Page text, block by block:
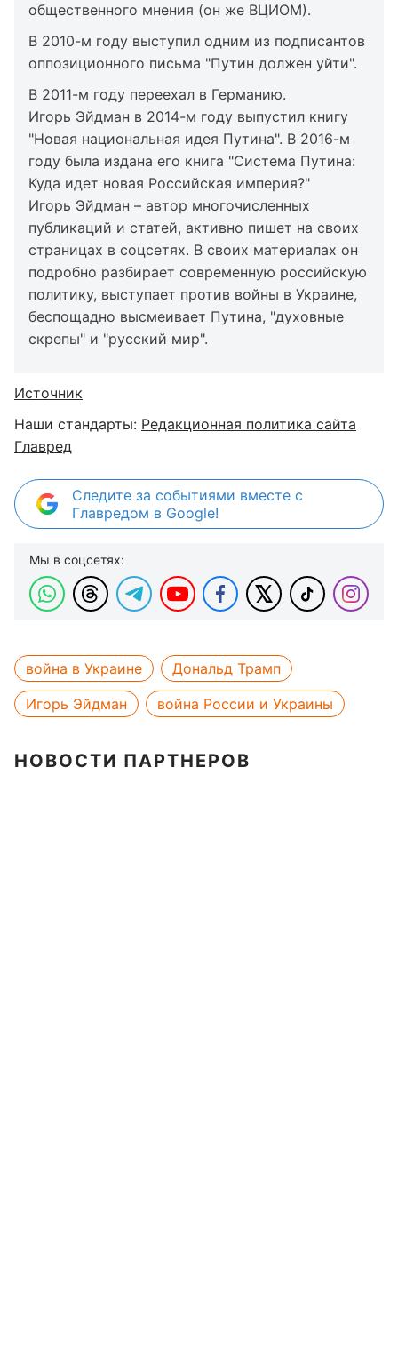
общественного мнения (он же ВЦИОМ).
В 2010-м году выступил одним из подписантов
оппозиционного письма "Путин должен уйти".
В 2011-м году переехал в Германию.
Игорь Эйдман в 2014-м году выпустил книгу
"Новая национальная идея Путина". В 2016-м
году была издана его книга "Система Путина:
Куда идет новая Российская империя?"
Игорь Эйдман – автор многочисленных
публикаций и статей, активно пишет на своих
страницах в соцсетях. В своих материалах он
подробно разбирает современную российскую
политику, выступает против войны в Украине,
беспощадно высмеивает Путина, "духовные
скрепы" и "русский мир".
Источник
Наши стандарты: Редакционная политика сайта
Главред
Следите за событиями вместе с
Главредом в Google!
Мы в соцсетях:
война в Украине
Дональд Трамп
Игорь Эйдман
война России и Украины
НОВОСТИ ПАРТНЕРОВ